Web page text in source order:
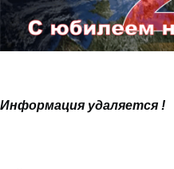
Информация удаляется !